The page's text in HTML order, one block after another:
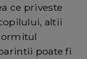
ce priveste
altii
poate fi